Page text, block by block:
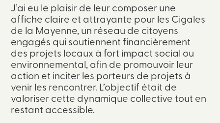
J’ai eu le plaisir de leur composer une
affiche claire et attrayante pour les Cigales
de la Mayenne, un réseau de citoyens
engagés qui soutiennent financièrement
des projets locaux à fort impact social ou
environnemental, afin de promouvoir leur
action et inciter les porteurs de projets à
venir les rencontrer. L’objectif était de
valoriser cette dynamique collective tout en
restant accessible.